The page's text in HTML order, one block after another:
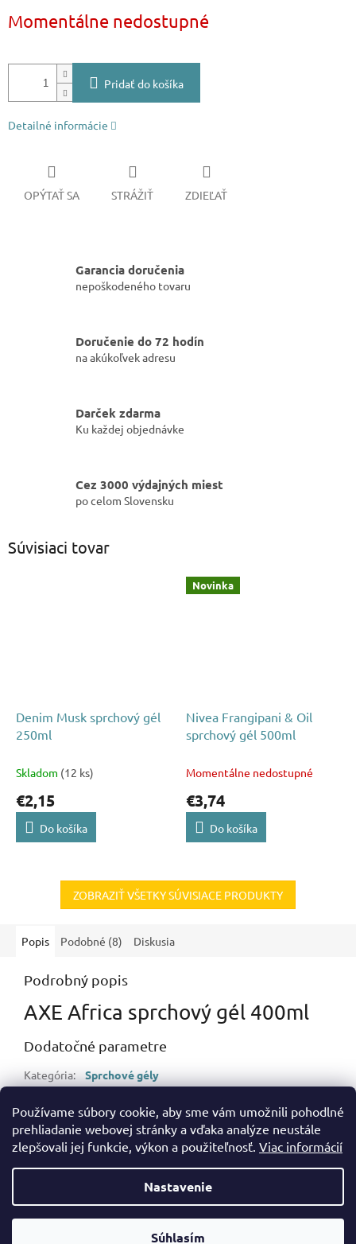
Používame súbory cookie, aby sme vám umožnili pohodlné
prehliadanie webovej stránky a vďaka analýze neustále
zlepšovali jej funkcie, výkon a použiteľnosť. Viac informácií
Nastavenie
Súhlasím
cena:
Momentálne nedostupné
Pridať do košíka
Detailné informácie
OPÝTAŤ SA STRÁŽIŤ ZDIEĽAŤ
Garancia doručenia
nepoškodeného tovaru
Doručenie do 72 hodín
na akúkoľvek adresu
Darček zdarma
Ku každej objednávke
Cez 3000 výdajných miest
po celom Slovensku
Súvisiaci tovar
Denim Musk sprchový gél
250ml
Skladom (12 ks)
€2,15
Do košíka
Novinka
Nivea Frangipani & Oil
sprchový gél 500ml
Momentálne nedostupné
€3,74
Do košíka
ZOBRAZIŤ VŠETKY SÚVISIACE PRODUKTY
Popis Podobné (8) Diskusia
Podrobný popis
AXE Africa sprchový gél 400ml
Dodatočné parametre
Kategória:
Sprchové gély
EAN: 54024892
Vytvoril Shoptet
bramos.sk. Všetky práva vyhradené.